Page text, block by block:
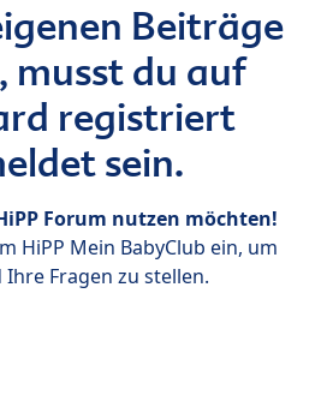
Beiträge
musst du auf
registriert
sein.
Forum nutzen möchten!
HiPP Mein BabyClub ein, um
Fragen zu stellen.